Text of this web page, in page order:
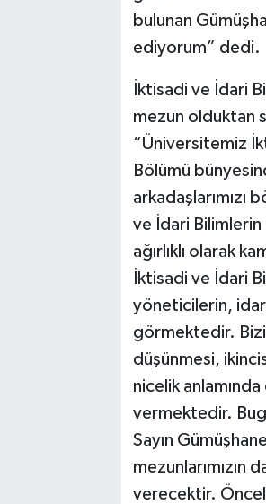
bulunan
ediyorum” dedi.
İktisadi ve İdari
mezun olduktan
“Üniversitemiz
Bölümü
ve İdari Bilimlerin
ağırlıklı olarak
İktisadi ve İdari
yöneticilerin, idari
görmektedir.
düşünmesi,
nicelik
vermektedir.
Sayın
mezunlarımızın
verecektir.